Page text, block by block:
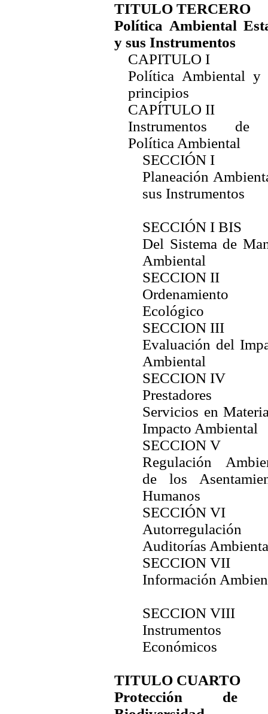
TITULO TERCERO
Política Ambiental
y sus Instrumentos
CAPITULO I
Política Ambiental y
principios
CAPÍTULO II
Instrumentos
Política Ambiental
SECCIÓN I
Planeación
sus Instrumentos
SECCIÓN I BIS
Del Sistema de
Ambiental
SECCION II
Ordenamiento
Ecológico
SECCION III
Evaluación del
Ambiental
SECCION IV
Prestadores
Servicios en
Impacto Ambiental
SECCION V
Regulación
de los
Humanos
SECCIÓN VI
Auditorías
SECCION VII
Información
SECCION VIII
Instrumentos
Económicos
TITULO CUARTO
Protección de